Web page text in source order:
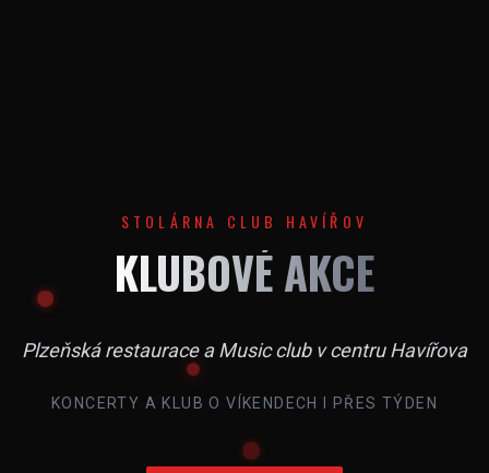
STOLÁRNA CLUB HAVÍŘOV
KLUBOVÉ AKCE
Plzeňská restaurace a Music club v centru Havířova
KONCERTY A KLUB O VÍKENDECH I PŘES TÝDEN